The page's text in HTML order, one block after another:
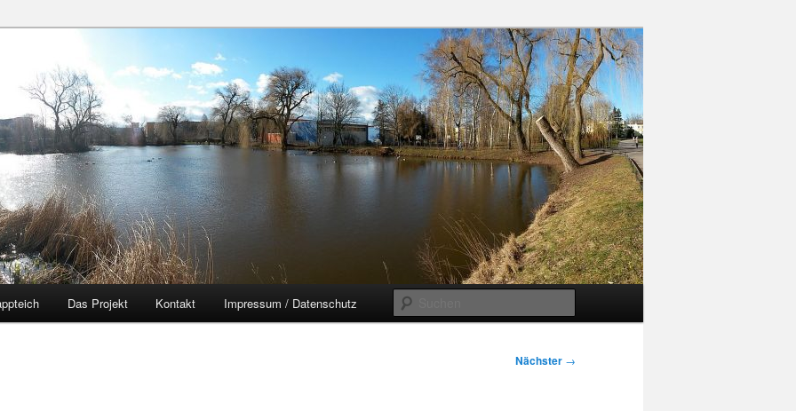
Das Projekt Kontakt Impressum / Datenschutz
Nächster →